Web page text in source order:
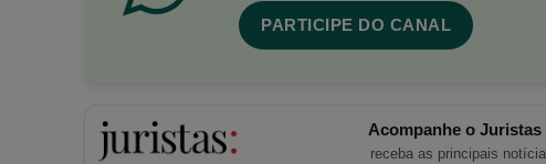
PARTICIPE DO CANAL
Acompanhe o
receba as principais